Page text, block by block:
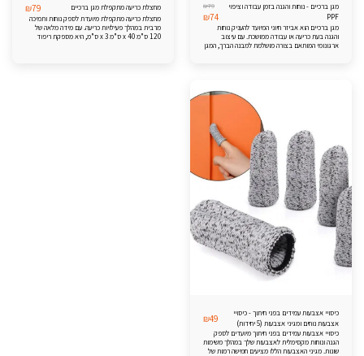
מגן ברכיים - נוחות והגנה בזמן עבודה וציפוי
PPF
₪79
₪74
מגן ברכיים הוא אביזר חיוני המיועד להעניק נוחות
והגנה בעת כריעה או עבודה ממושכת. עם עיצוב
ארגונומי המותאם בצורה מושלמת למבנה הברך, המגן
מחצלת כריעה מתקפלת מגן ברכיים ₪79
מחצלת כריעה מתקפלת מיועדת לספק נוחות ותמיכה
מרבית במהלך פעילויות כריעה. עם מידה מלאה של
120 ס"מ x 40 ס"מ x 3 ס"מ, היא מספקת ריפוד
כיסויי אצבעות עמידים בפני חיתוך - כיסויי
אצבעות נוחים ומגיני אצבעות (5 יחידות)
₪49
כיסויי אצבעות עמידים בפני חיתוך מיועדים לספק
הגנה ונוחות מקסימלית לאצבעות שלך במהלך משימות
שונות. מגיני האצבעות הללו מציעים חמישה רמות של